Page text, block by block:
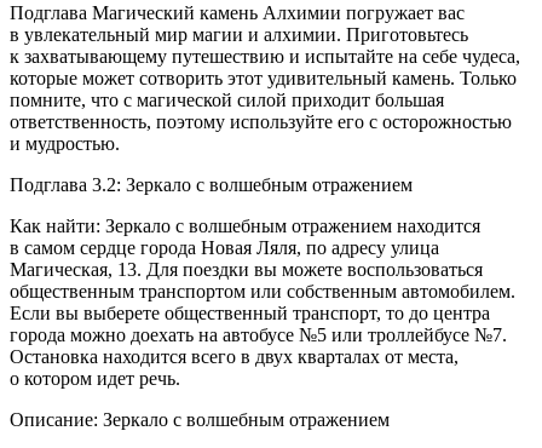
Подглава Магический камень Алхимии погружает вас
в увлекательный мир магии и алхимии. Приготовьтесь
к захватывающему путешествию и испытайте на себе чудеса,
которые может сотворить этот удивительный камень. Только
помните, что с магической силой приходит большая
ответственность, поэтому используйте его с осторожностью
и мудростью.
Подглава 3.2: Зеркало с волшебным отражением
Как найти: Зеркало с волшебным отражением находится
в самом сердце города Новая Ляля, по адресу улица
Магическая, 13. Для поездки вы можете воспользоваться
общественным транспортом или собственным автомобилем.
Если вы выберете общественный транспорт, то до центра
города можно доехать на автобусе №5 или троллейбусе №7.
Остановка находится всего в двух кварталах от места,
о котором идет речь.
Описание: Зеркало с волшебным отражением